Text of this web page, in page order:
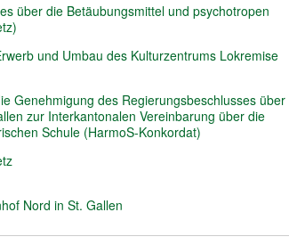
über die Betäubungsmittel und psychotropen
und Umbau des Kulturzentrums Lokremise
Genehmigung des Regierungsbeschlusses über
zur Interkantonalen Vereinbarung über die
Schule (HarmoS-Konkordat)
Nord in St. Gallen